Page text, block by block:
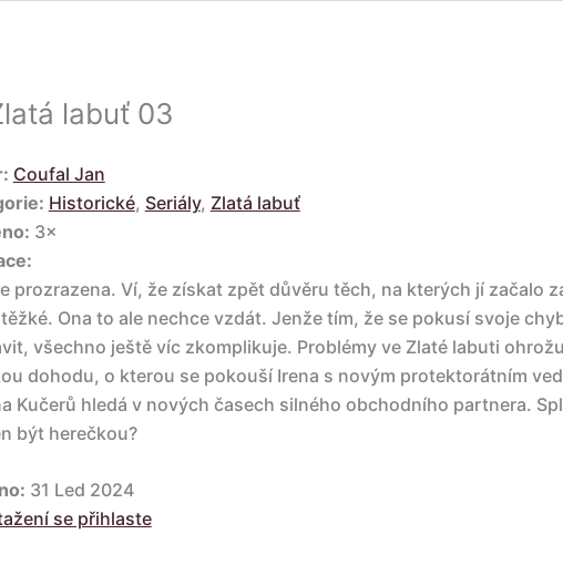
labuť 03
Coufal Jan
Historické, Seriály, Zlatá labuť
3×
prozrazena. Ví, že získat zpět důvěru těch, na kterých jí začalo
Ona to ale nechce vzdát. Jenže tím, že se pokusí svoje
všechno ještě víc zkomplikuje. Problémy ve Zlaté labuti
dohodu, o kterou se pokouší Irena s novým protektorátním
Kučerů hledá v nových časech silného obchodního partnera.
být herečkou?
31 Led 2024
se přihlaste